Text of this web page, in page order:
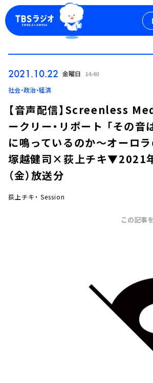
週間番組表
2021.10.22 金曜日 14:40
社会・政治・経済
【音声配信】Screenless
ークリー・リポート 「その音
に鳴っているのか～オーロラ
塚越健司×荻上チキ▼2021
（金）放送分
荻上チキ・ Session
この記事